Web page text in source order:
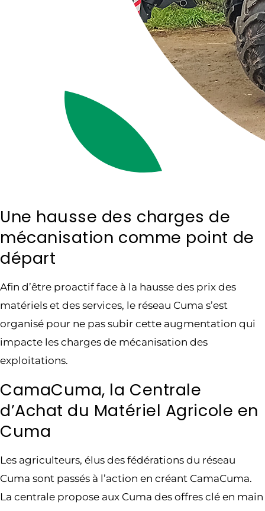
Une hausse des charges de
mécanisation comme point de
départ
Afin d’être proactif face à la hausse des prix des
matériels et des services, le réseau Cuma s’est
organisé pour ne pas subir cette augmentation qui
impacte les charges de mécanisation des
exploitations.
CamaCuma, la Centrale
d’Achat du Matériel Agricole en
Cuma
Les agriculteurs, élus des fédérations du réseau
Cuma sont passés à l’action en créant CamaCuma.
La centrale propose aux Cuma des offres clé en main